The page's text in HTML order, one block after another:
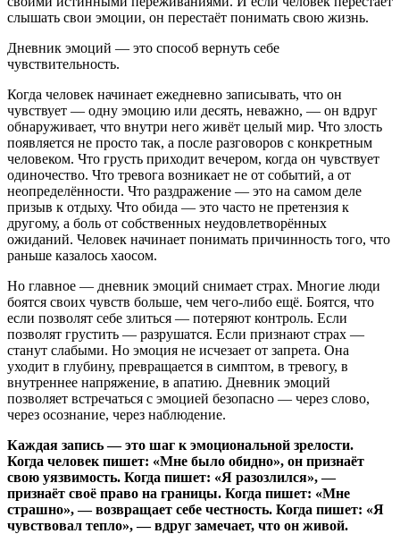
слышать свои эмоции, он перестаёт понимать свою жизнь.
Дневник эмоций — это способ вернуть себе
чувствительность.
Когда человек начинает ежедневно записывать, что он
чувствует — одну эмоцию или десять, неважно, — он вдруг
обнаруживает, что внутри него живёт целый мир. Что злость
появляется не просто так, а после разговоров с конкретным
человеком. Что грусть приходит вечером, когда он чувствует
одиночество. Что тревога возникает не от событий, а от
неопределённости. Что раздражение — это на самом деле
призыв к отдыху. Что обида — это часто не претензия к
другому, а боль от собственных неудовлетворённых
ожиданий. Человек начинает понимать причинность того, что
раньше казалось хаосом.
Но главное — дневник эмоций снимает страх. Многие люди
боятся своих чувств больше, чем чего-либо ещё. Боятся, что
если позволят себе злиться — потеряют контроль. Если
позволят грустить — разрушатся. Если признают страх —
станут слабыми. Но эмоция не исчезает от запрета. Она
уходит в глубину, превращается в симптом, в тревогу, в
внутреннее напряжение, в апатию. Дневник эмоций
позволяет встречаться с эмоцией безопасно — через слово,
через осознание, через наблюдение.
Каждая запись — это шаг к эмоциональной зрелости.
Когда человек пишет: «Мне было обидно», он признаёт
свою уязвимость. Когда пишет: «Я разозлился», —
признаёт своё право на границы. Когда пишет: «Мне
страшно», — возвращает себе честность. Когда пишет: «Я
чувствовал тепло», — вдруг замечает, что он живой.